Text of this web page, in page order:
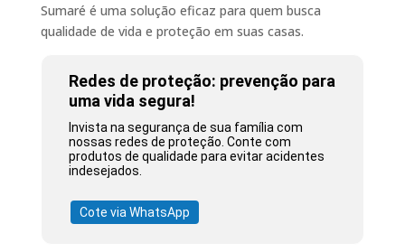
Sumaré é uma solução eficaz para quem busca
qualidade de vida e proteção em suas casas.
Redes de proteção: prevenção para
uma vida segura!
Invista na segurança de sua família com
nossas redes de proteção. Conte com
produtos de qualidade para evitar acidentes
indesejados.
Cote via WhatsApp